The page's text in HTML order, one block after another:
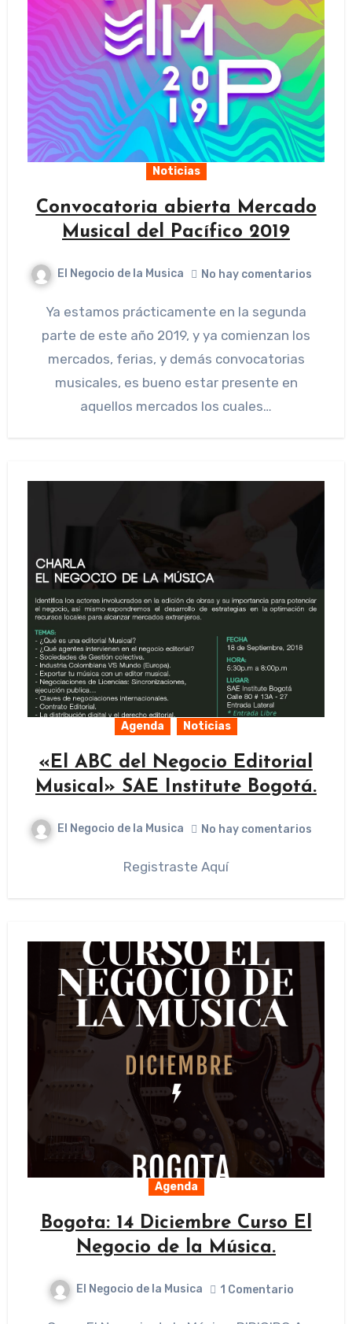
Noticias
Convocatoria abierta Mercado
Musical del Pacífico 2019
El Negocio de la Musica No hay comentarios
Ya estamos prácticamente en la segunda
parte de este año 2019, y ya comienzan los
mercados, ferias, y demás convocatorias
musicales, es bueno estar presente en
aquellos mercados los cuales…
Agenda Noticias
«El ABC del Negocio Editorial
Musical» SAE Institute Bogotá.
El Negocio de la Musica No hay comentarios
Registraste Aquí
Agenda
Bogota: 14 Diciembre Curso El
Negocio de la Música.
El Negocio de la Musica 1 Comentario